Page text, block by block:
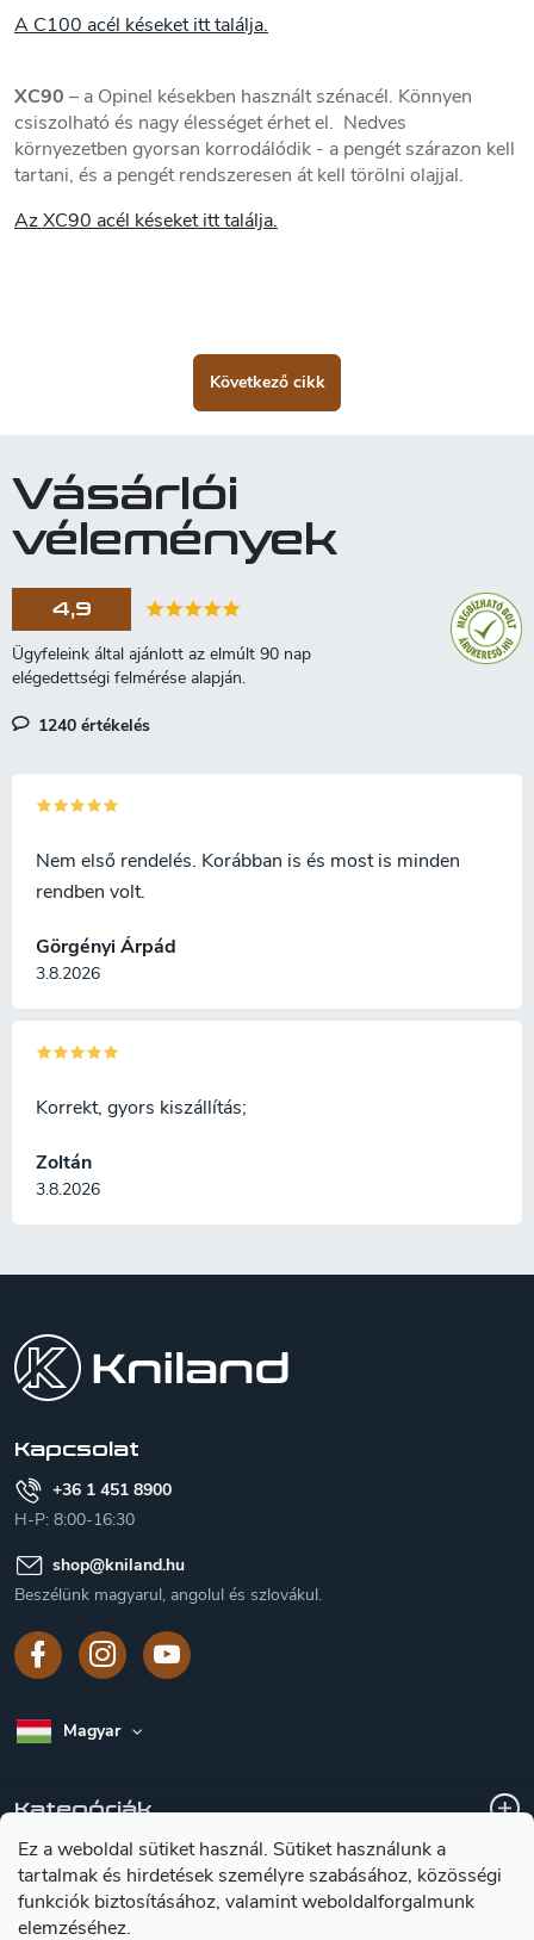
Ez a weboldal sütiket használ. Sütiket használunk a
tartalmak és hirdetések személyre szabásához, közösségi
funkciók biztosításához, valamint weboldalforgalmunk
elemzéséhez.
A C100 acél késeket itt találja.
XC90 – a Opinel késekben használt szénacél. Könnyen
csiszolható és nagy élességet érhet el. Nedves
környezetben gyorsan korrodálódik - a pengét szárazon kell
tartani, és a pengét rendszeresen át kell törölni olajjal.
Az XC90 acél késeket itt találja.
Következő cikk
Vásárlói
vélemények
4,9
1240 értékelés
Görgényi Árpád
3.8.2026
Nem első rendelés. Korábban is és most is minden
rendben volt.
Zoltán
3.8.2026
Korrekt, gyors kiszállítás;
Kapcsolat
+36 1 451 8900
H-P: 8:00-16:30
shop@kniland.hu
Beszélünk magyarul, angolul és szlovákul.
Magyar
Kategóriák
A vásárlásról